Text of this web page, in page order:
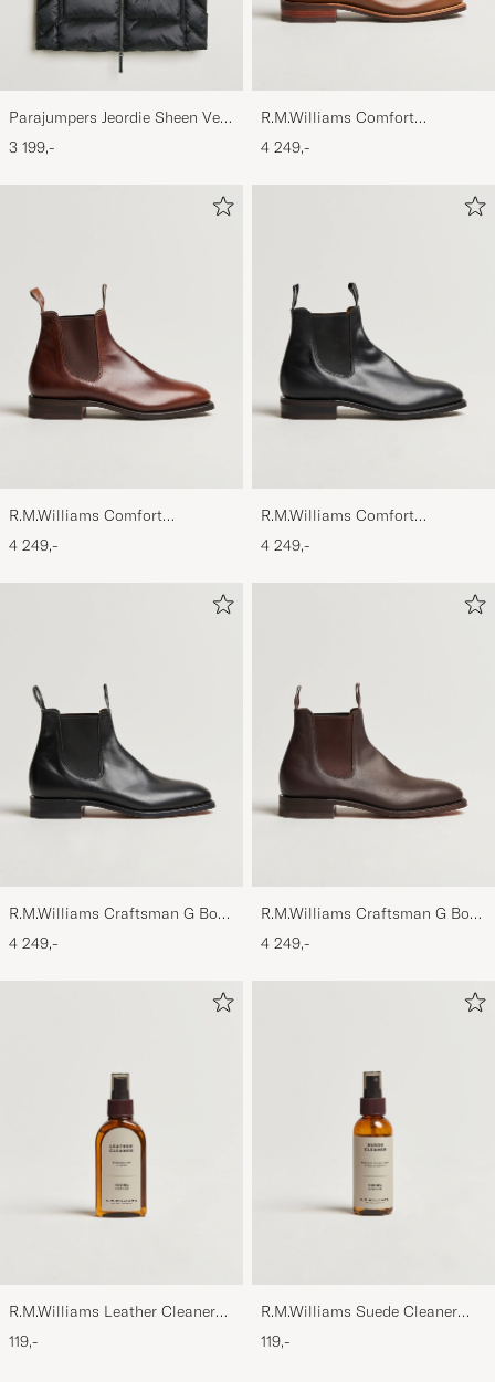
Parajumpers Jeordie Sheen Vest
Black
3 199,-
R.M.Williams Comfort
Craftsman G Boot Caramel
4 249,-
R.M.Williams Comfort
Craftsman G Boot Mid Brown
4 249,-
R.M.Williams Comfort
Craftsman G Boot Yearling
Black
4 249,-
R.M.Williams Craftsman G Boot
Yearling Black
4 249,-
R.M.Williams Craftsman G Boot
Yearling Chestnut
4 249,-
R.M.Williams Leather Cleaner
100ml
119,-
R.M.Williams Suede Cleaner
100ml
119,-